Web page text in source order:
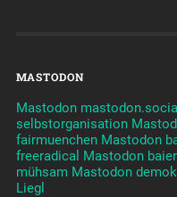
MASTODON
Mastodon
selbstorganisation
fairmuenchen Mastodon
freeradical Mastodon
mühsam Mastodon
Liegl